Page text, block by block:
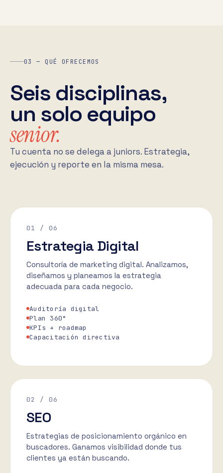
03 — QUÉ OFRECEMOS
Seis disciplinas,
un solo equipo
senior.
Tu cuenta no se delega a juniors. Estrategia,
ejecución y reporte en la misma mesa.
01 / 06
Estrategia Digital
Consultoría de marketing digital. Analizamos,
diseñamos y planeamos la estrategia
adecuada para cada negocio.
Auditoría digital
Plan 360°
KPIs + roadmap
Capacitación directiva
02 / 06
SEO
Estrategias de posicionamiento orgánico en
buscadores. Ganamos visibilidad donde tus
clientes ya están buscando.